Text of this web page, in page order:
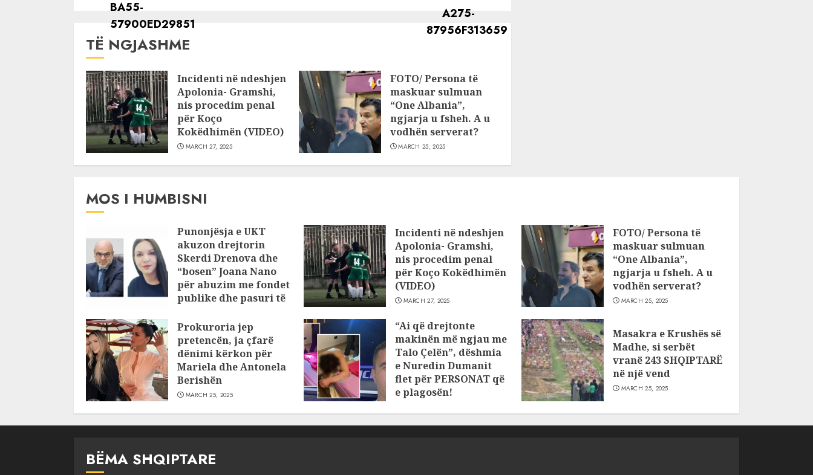
TË NGJASHME
Incidenti në ndeshjen
Apolonia- Gramshi,
nis procedim penal
për Koço
Kokëdhimën (VIDEO)
MARCH 27, 2025
FOTO/ Persona të
maskuar sulmuan
“One Albania”,
ngjarja u fsheh. A u
vodhën serverat?
MARCH 25, 2025
MOS I HUMBISNI
Punonjësja e UKT
akuzon drejtorin
Skerdi Drenova dhe
“bosen” Joana Nano
për abuzim me fondet
publike dhe pasuri të
JULY 24, 2025
Incidenti në ndeshjen
Apolonia- Gramshi,
nis procedim penal
për Koço Kokëdhimën
(VIDEO)
MARCH 27, 2025
FOTO/ Persona të
maskuar sulmuan
“One Albania”,
ngjarja u fsheh. A u
vodhën serverat?
MARCH 25, 2025
Prokuroria jep
pretencën, ja çfarë
dënimi kërkon për
Mariela dhe Antonela
Berishën
MARCH 25, 2025
“Ai që drejtonte
makinën më ngjau me
Talo Çelën”, dëshmia
e Nuredin Dumanit
flet për PERSONAT që
e plagosën!
Masakra e Krushës së
Madhe, si serbët
vranë 243 SHQIPTARË
në një vend
MARCH 25, 2025
BËMA SHQIPTARE